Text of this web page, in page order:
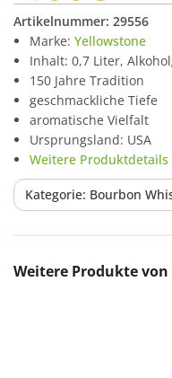
Artikelnummer: 29556
Marke: Yellowstone
Inhalt: 0,7 Liter,
150 Jahre Tradition
geschmackliche Tiefe
aromatische Vielfalt
Ursprungsland: USA
Weitere Produktdetails
Kategorie: Bourbon
Produktgalerie
Weitere Produkte